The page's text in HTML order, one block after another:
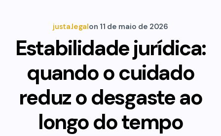
justa.legalon 11 de maio de 2026
Estabilidade jurídica:
quando o cuidado
reduz o desgaste ao
longo do tempo